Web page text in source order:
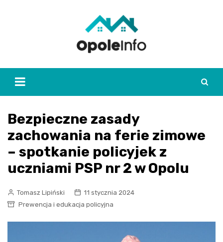
Bezpieczne zasady
zachowania na ferie zimowe
– spotkanie policyjek z
uczniami PSP nr 2 w Opolu
Tomasz Lipiński
11 stycznia 2024
Prewencja i edukacja policyjna